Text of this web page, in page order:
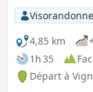
4,85 km
1h 35
Départ à